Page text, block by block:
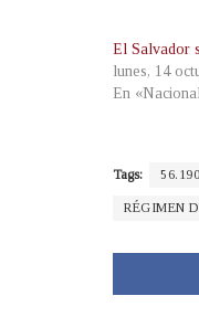
El Salvador
lunes, 14
En
Tags:
RÉGIMEN